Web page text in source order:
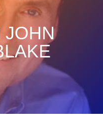
JOHN